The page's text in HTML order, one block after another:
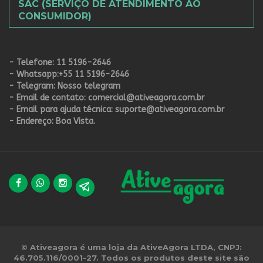
SAC (SERVIÇO DE ATENDIMENTO AO
CONSUMIDOR)
- Telefone: 11 5196-2646
- Whatsapp:+55 11 5196-2646
- Telegram: Nosso telegram
- Email de contato: comercial@ativeagora.com.br
- Email para ajuda técnica: suporte@ativeagora.com.br
- Endereço: Boa Vista.
© Ativeagora é uma loja da AtiveAgora LTDA, CNPJ:
46.705.116/0001-27. Todos os produtos deste site são